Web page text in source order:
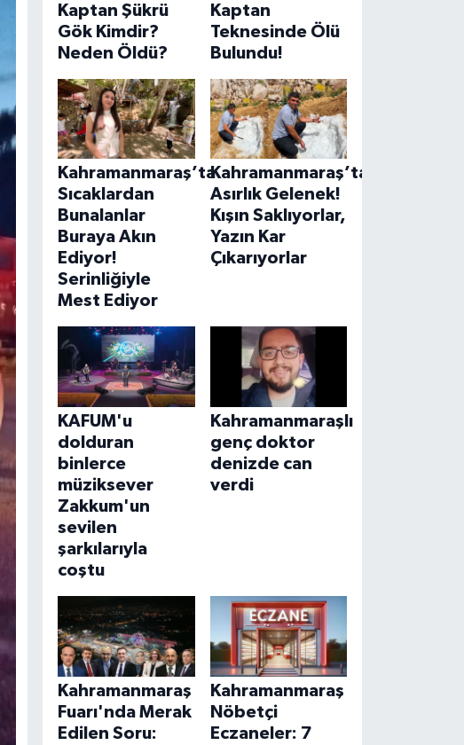
Kaptan Şükrü
Gök Kimdir?
Neden Öldü?
Kaptan
Teknesinde Ölü
Bulundu!
Kahramanmaraş’ta
Sıcaklardan
Bunalanlar
Buraya Akın
Ediyor!
Serinliğiyle
Mest Ediyor
Kahramanmaraş’ta
Asırlık Gelenek!
Kışın Saklıyorlar,
Yazın Kar
Çıkarıyorlar
KAFUM'u
dolduran
binlerce
müziksever
Zakkum'un
sevilen
şarkılarıyla
coştu
Kahramanmaraşlı
genç doktor
denizde can
verdi
Kahramanmaraş
Fuarı'nda Merak
Edilen Soru:
Kahramanmaraş
Nöbetçi
Eczaneler: 7